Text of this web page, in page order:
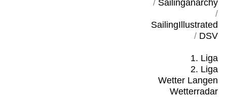
/ Sailinganarchy
/
SailingIllustrated
/ DSV
1. Liga
2. Liga
Wetter Langen
Wetterradar